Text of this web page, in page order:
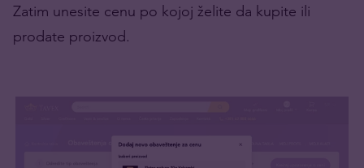
Zatim unesite cenu po kojoj želite da kupite ili
prodate proizvod.